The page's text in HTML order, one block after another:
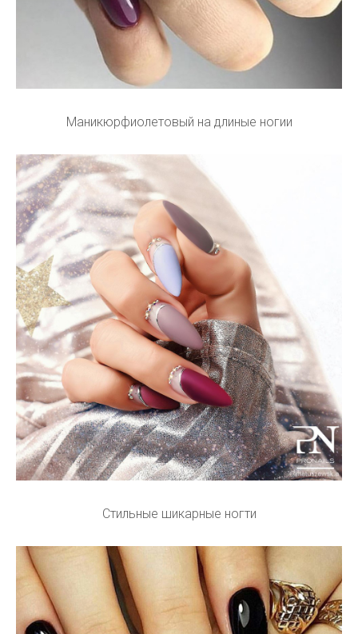
Маникюрфиолетовый на длиные ногии
Стильные шикарные ногти